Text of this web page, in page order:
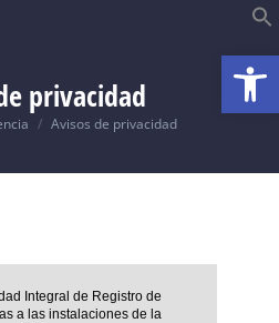
privacidad
Avisos de privacidad
Integral de Registro de
a las instalaciones de la